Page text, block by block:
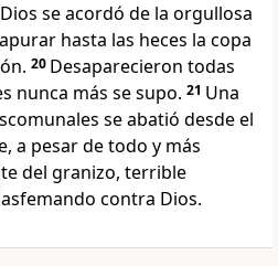
se acordó de la orgullosa
hasta las heces la copa
20 Desaparecieron todas
nunca más se supo. 21 Una
se abatió desde el
a pesar de todo y más
del granizo, terrible
contra Dios.